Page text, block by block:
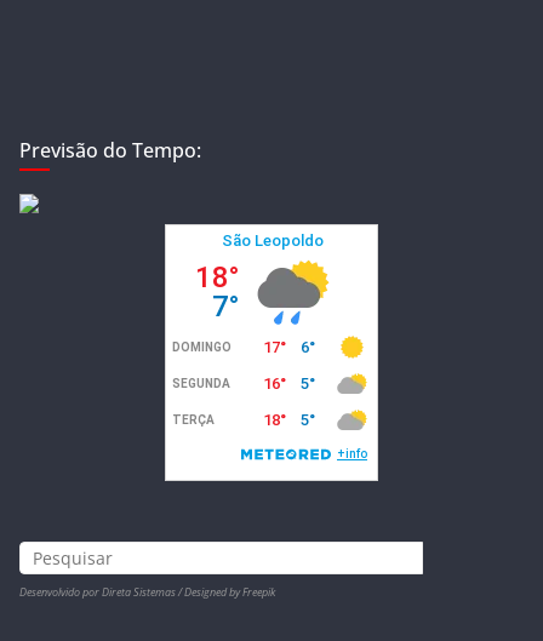
Previsão do Tempo:
Desenvolvido por Direta Sistemas /Designed by Freepik